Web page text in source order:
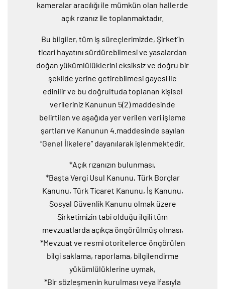
kameralar aracılığı ile mümkün olan hallerde
açık rızanız ile toplanmaktadır.
Bu bilgiler, tüm iş süreçlerimizde, Şirket’in
ticari hayatını sürdürebilmesi ve yasalardan
doğan yükümlülüklerini eksiksiz ve doğru bir
şekilde yerine getirebilmesi gayesi ile
edinilir ve bu doğrultuda toplanan kişisel
verileriniz Kanunun 5(2) maddesinde
belirtilen ve aşağıda yer verilen veri işleme
şartları ve Kanunun 4.maddesinde sayılan
“Genel İlkelere” dayanılarak işlenmektedir.
*Açık rızanızın bulunması,
*Başta Vergi Usul Kanunu, Türk Borçlar
Kanunu, Türk Ticaret Kanunu, İş Kanunu,
Sosyal Güvenlik Kanunu olmak üzere
Şirketimizin tabi olduğu ilgili tüm
mevzuatlarda açıkça öngörülmüş olması,
*Mevzuat ve resmi otoritelerce öngörülen
bilgi saklama, raporlama, bilgilendirme
yükümlülüklerine uymak,
*Bir sözleşmenin kurulması veya ifasıyla